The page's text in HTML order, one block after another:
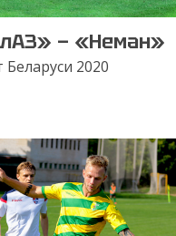
— «Неман»
2020